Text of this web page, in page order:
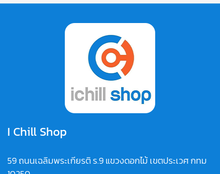
I Chill Shop
59 ถนนเฉลิมพระเกียรติ ร.9 แขวงดอกไม้ เขตประเวศ กทม